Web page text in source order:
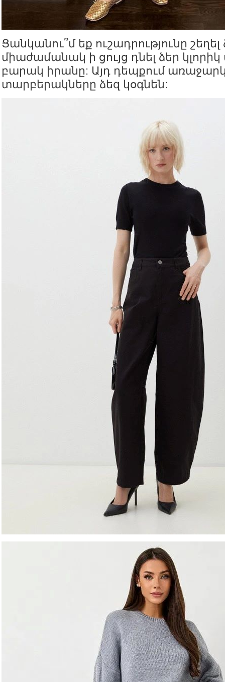
Ցանկանու՞մ եք ուշադրությունը
միաժամանակ ի ցույց դնել ձեր
բարակ իրանը: Այդ դեպքում
տարբերակները ձեզ կօգնեն: